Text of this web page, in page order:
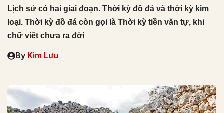
Lịch sử có hai giai đoạn. Thời kỳ đồ đá và thời kỳ kim
loại. Thời kỳ đồ đá còn gọi là Thời kỳ tiền văn tự, khi
chữ viết chưa ra đời
By Kim Lưu